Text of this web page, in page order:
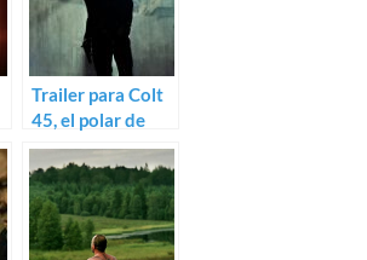
Trailer para Colt
45, el polar de
Fabrice Du Welz